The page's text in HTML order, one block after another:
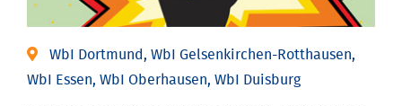
WbI Dortmund, WbI Gelsenkirchen-Rotthausen,
WbI Essen, WbI Oberhausen, WbI Duisburg